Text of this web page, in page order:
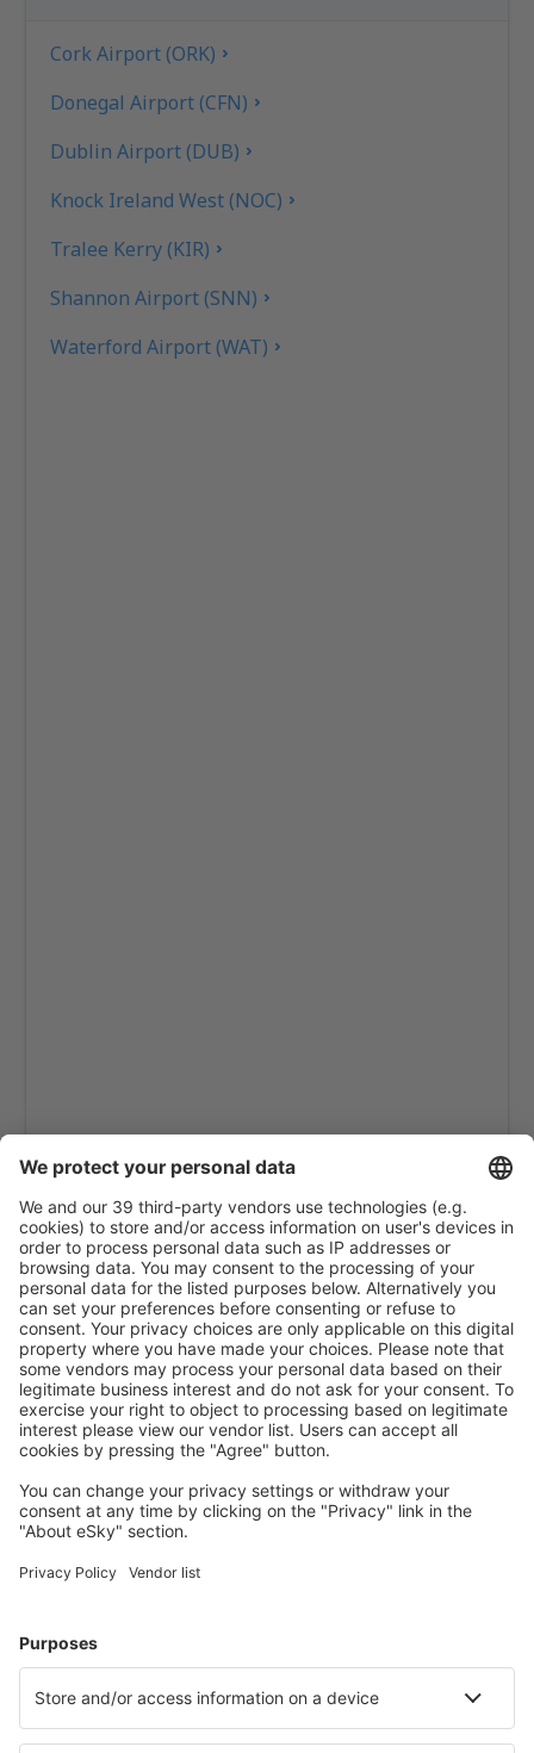
Cork Airport (ORK)
Donegal Airport (CFN)
Dublin Airport (DUB)
Knock Ireland West (NOC)
Tralee Kerry (KIR)
Shannon Airport (SNN)
Waterford Airport (WAT)